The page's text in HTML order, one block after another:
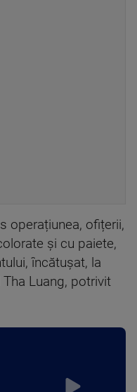
operațiunea, ofițerii,
și cu paiete,
încătușat, la
Luang, potrivit